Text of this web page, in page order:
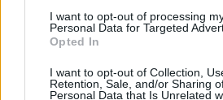
I want to opt-out of processing
Personal Data for Targeted
Opted In
I want to opt-out of Collection,
Retention, Sale, and/or Sharing
Personal Data that Is Unrelated
ερυθρά αιμοσφαίρια τους
επιπλοκές όπως βλάβη
μεταγγίσεις αίματος, τα